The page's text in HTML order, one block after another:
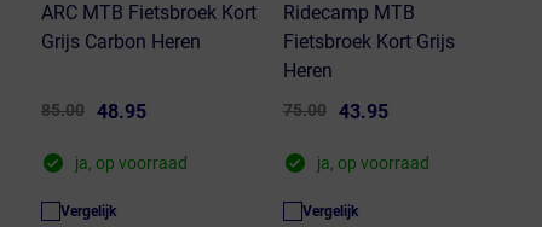
ARC MTB Fietsbroek Kort
Grijs Carbon Heren
85.00 48.95
ja, op voorraad
Vergelijk
Ridecamp MTB
Fietsbroek Kort Grijs
Heren
75.00 43.95
ja, op voorraad
Vergelijk